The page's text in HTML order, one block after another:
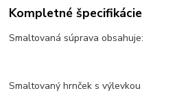
Kompletné špecifikácie
Smaltovaná súprava obsahuje:
Smaltovaný hrnček s výlevkou